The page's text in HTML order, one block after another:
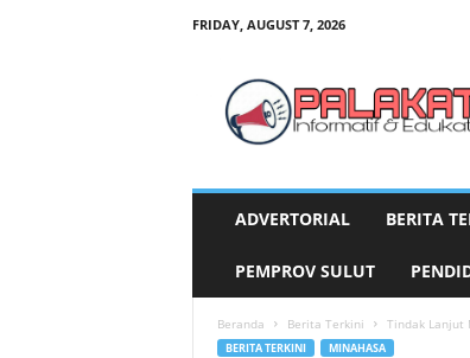
FRIDAY, AUGUST 7, 2026
ADVERTORIAL BERITA
PEMPROV SULUT
Beranda Berita Terkini Tindak Lanjut
BERITA TERKINI MINAHASA